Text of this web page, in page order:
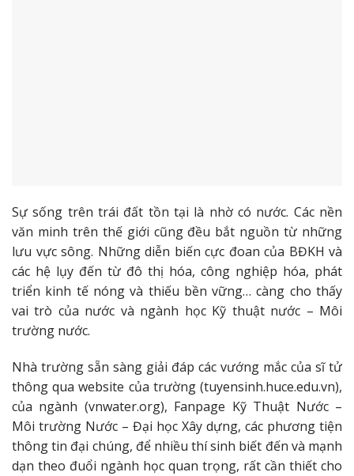
Sự sống trên trái đất tồn tại là nhờ có nước. Các nền
văn minh trên thế giới cũng đều bắt nguồn từ những
lưu vực sông. Những diễn biến cực đoan của BĐKH và
các hệ lụy đến từ đô thị hóa, công nghiệp hóa, phát
triển kinh tế nóng và thiếu bền vững… càng cho thấy
vai trò của nước và ngành học Kỹ thuật nước – Môi
trường nước.
Nhà trường sẵn sàng giải đáp các vướng mắc của sĩ tử
thông qua website của trường (tuyensinh.huce.edu.vn),
của ngành (vnwater.org), Fanpage Kỹ Thuật Nước –
Môi trường Nước – Đại học Xây dựng, các phương tiện
thông tin đại chúng, để nhiều thí sinh biết đến và mạnh
dạn theo đuổi ngành học quan trọng, rất cần thiết cho